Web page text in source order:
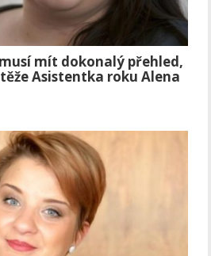
mít dokonalý přehled,
Asistentka roku Alena